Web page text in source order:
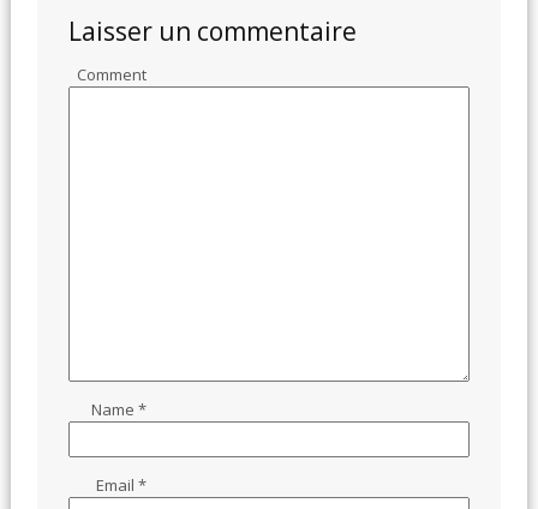
Laisser un commentaire
Comment
Name*
Email*